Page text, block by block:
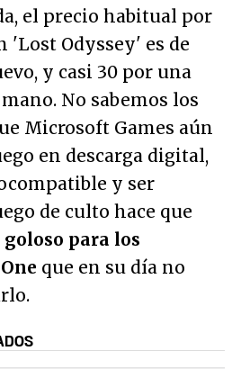
el precio habitual por
'Lost Odyssey' es de
y casi 30 por una
No sabemos los
Microsoft Games aún
en descarga digital,
y ser
de culto hace que
para los
que en su día no